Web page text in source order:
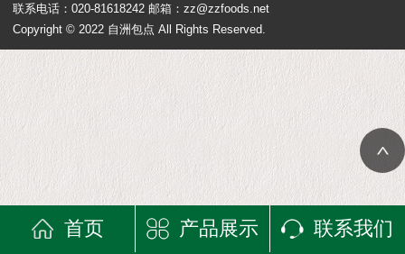
联系电话：020-81618242 邮箱：zz@zzfoods.net
Copyright © 2022 自洲包点 All Rights Reserved.
首页 产品展示 联系我们